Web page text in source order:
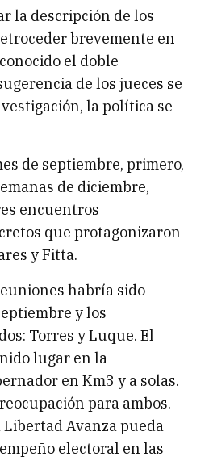
la descripción de los
brevemente en
el doble
de los jueces se
la política se
de septiembre, primero,
de diciembre,
encuentros
que protagonizaron
y Fitta.
habría sido
y los
Torres y Luque. El
lugar en la
en Km3 y a solas.
para ambos.
Libertad Avanza pueda
electoral en las